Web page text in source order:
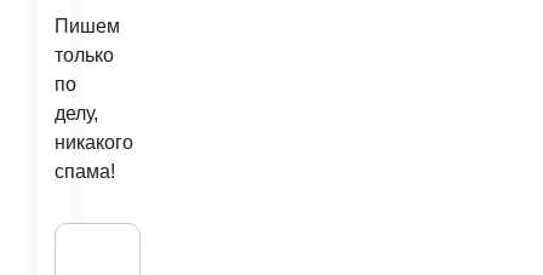
Пишем
только
по
делу,
никакого
спама!